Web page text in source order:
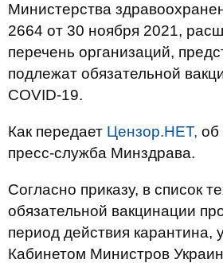
Министерства
2664 от 30 ноября 2021,
перечень организаций,
подлежат обязательной
COVID-19.
Как передает Цензор.НЕТ, об
пресс-служба Минздрава.
Согласно приказу, в список
обязательной вакцинации
период действия карантина,
Кабинетом Министров